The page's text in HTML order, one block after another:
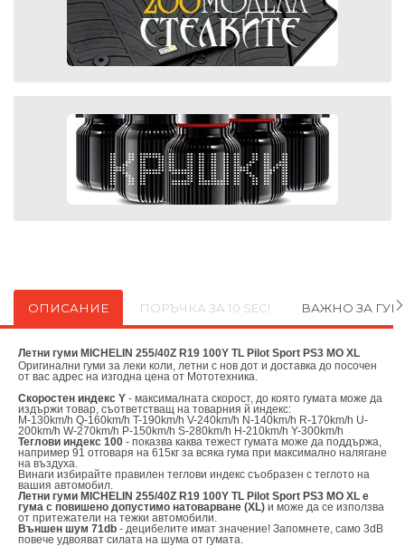
ОПИСАНИЕ ПОРЪЧКА ЗА 10 SEC! ВАЖНО ЗА
Летни гуми MICHELIN 255/40Z R19 100Y TL Pilot Sport PS3 MO XL
Оригинални гуми за леки коли, летни с нов дот и доставка до посочен
от вас адрес на изгодна цена от Мототехника.
Скоростен индекс Y - максималната скорост, до която гумата може да
издържи товар, съответстващ на товарния й индекс:
M-130km/h Q-160km/h T-190km/h V-240km/h N-140km/h R-170km/h U-
200km/h W-270km/h P-150km/h S-280km/h H-210km/h Y-300km/h
Теглови индекс 100 - показва каква тежест гумата може да поддържа,
например 91 отговаря на 615кг за всяка гума при максимално налягане
на въздуха.
Винаги избирайте правилен теглови индекс съобразен с теглото на
вашия автомобил.
Летни гуми MICHELIN 255/40Z R19 100Y TL Pilot Sport PS3 MO XL е
гума с повишено допустимо натоварване (XL) и може да се използва
от притежатели на тежки автомобили.
Външен шум 71db - децибелите имат значение! Запомнете, само 3dB
повече удвояват силата на шума от гумата.